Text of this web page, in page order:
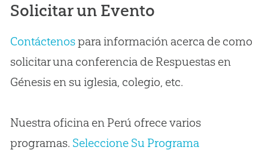
Solicitar un Evento
Contáctenospara información acerca de como
solicitar una conferencia de Respuestas en
Génesis en su iglesia, colegio, etc.
Nuestra oficina en Perú ofrece varios
programas. Seleccione Su Programa